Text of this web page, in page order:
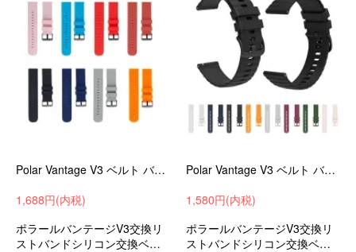
Polar Vantage V3 ベルト バンド シリコン 22mm 交換リストバンド/交換バンド/交換ベルト ポラール バンテージ V3 ソフトバンド
1,688円(内税)
ポラールバンテージV3交換リ
ストバンドシリコン交換ベル
Polar Vantage V3 ベルト バンド シリコン 22mm 交換リストバンド/交換バンド/交換ベルト ポラール バンテージ V3 ソフトバンド
1,580円(内税)
ポラールバンテージV3交換リ
ストバンドシリコン交換ベル